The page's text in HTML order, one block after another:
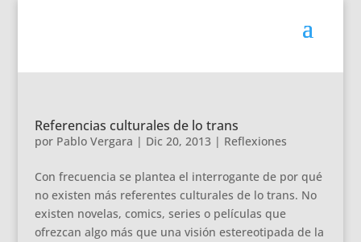
Referencias culturales de lo trans
por Pablo Vergara | Dic 20, 2013| Reflexiones
Con frecuencia se plantea el interrogante de por qué
no existen más referentes culturales de lo trans. No
existen novelas, comics, series o películas que
ofrezcan algo más que una visión estereotipada de la